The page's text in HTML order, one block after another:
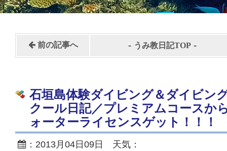
前の記事へ - うみ教日記TOP -
石垣島体験ダイビング＆ダイビン
クール日記／プレミアムコースか
ォーターライセンスゲット！！！
：2013月04日09日 天気：